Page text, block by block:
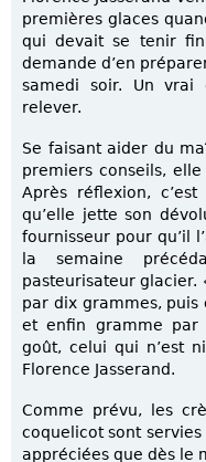
premières glaces
qui devait se tenir
demande d’en
samedi soir. Un vrai
relever.
Se faisant aider du
premiers conseils,
Après réflexion,
qu’elle jette son
fournisseur pour qu’il
la semaine
pasteurisateur glacier.
par dix grammes,
et enfin gramme par
goût, celui qui n’est
Florence Jasserand.
Comme prévu, les
coquelicot sont
appréciées que dès le